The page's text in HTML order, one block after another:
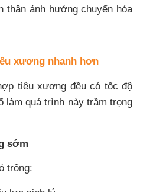
thân ảnh hưởng chuyển hóa
xương nhanh hơn
tiêu xương đều có tốc độ
làm quá trình này trầm trọng
sớm
trống: